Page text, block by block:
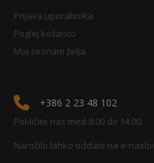
Prijava uporabnika
Poglej košarico
Moj seznam želja
+386 2 23 48 102
Pokličite nas med 8:00 do 14:00.
Naročilo lahko oddate na e-